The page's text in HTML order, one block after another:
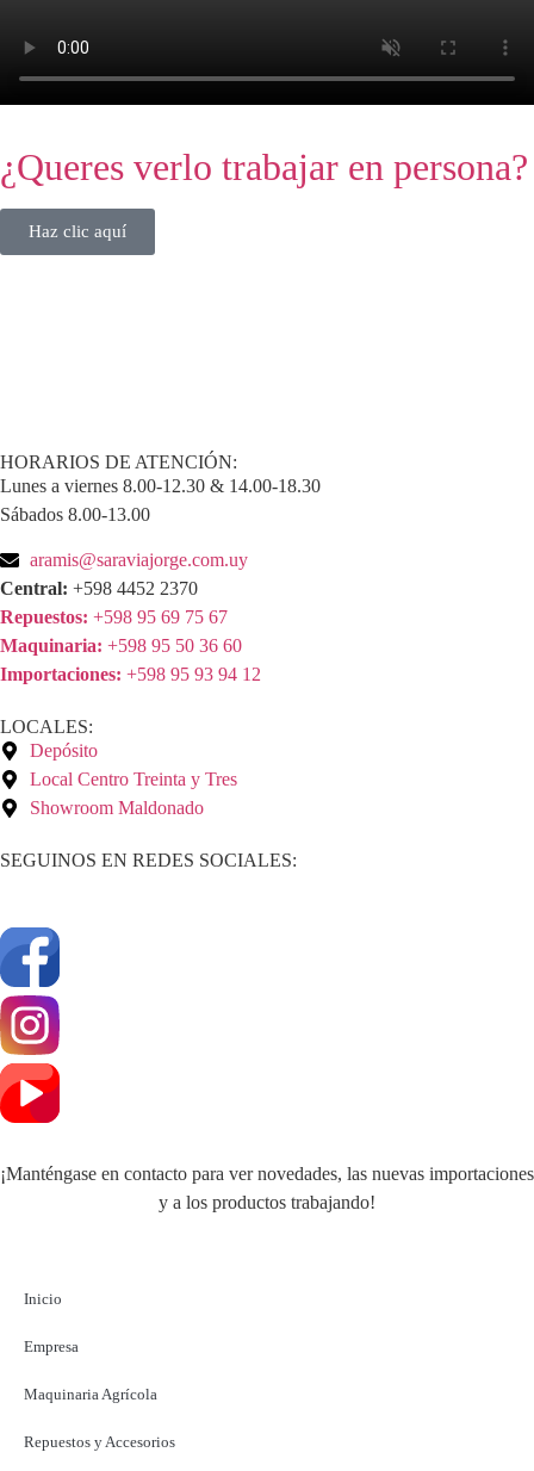
¿Queres verlo trabajar en persona?
Haz clic aquí
HORARIOS DE ATENCIÓN:
Lunes a viernes 8.00-12.30 & 14.00-18.30
Sábados 8.00-13.00
aramis@saraviajorge.com.uy
Central: +598 4452 2370
Repuestos: +598 95 69 75 67
Maquinaria: +598 95 50 36 60
Importaciones: +598 95 93 94 12
LOCALES:
Depósito
Local Centro Treinta y Tres
Showroom Maldonado
SEGUINOS EN REDES SOCIALES:
¡Manténgase en contacto para ver novedades, las nuevas importaciones
y a los productos trabajando!
Inicio
Empresa
Maquinaria Agrícola
Repuestos y Accesorios